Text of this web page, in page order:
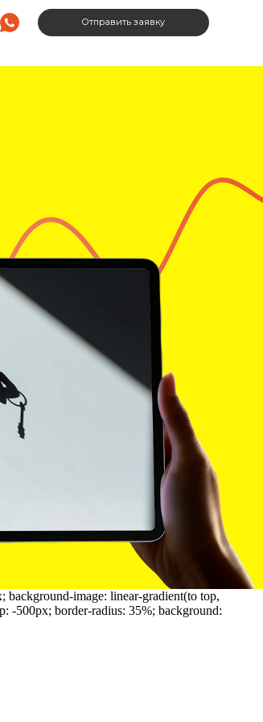
заявку
image: linear-gradient(to top,
-500px; border-radius: 35%; background: